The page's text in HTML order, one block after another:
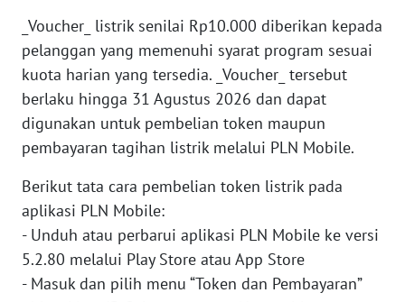
_Voucher_ listrik senilai Rp10.000 diberikan kepada
pelanggan yang memenuhi syarat program sesuai
kuota harian yang tersedia. _Voucher_ tersebut
berlaku hingga 31 Agustus 2026 dan dapat
digunakan untuk pembelian token maupun
pembayaran tagihan listrik melalui PLN Mobile.
Berikut tata cara pembelian token listrik pada
aplikasi PLN Mobile:
- Unduh atau perbarui aplikasi PLN Mobile ke versi
5.2.80 melalui Play Store atau App Store
- Masuk dan pilih menu “Token dan Pembayaran”
WN
NTB
WN
SULTENG
SULBAR
WN
BABEL